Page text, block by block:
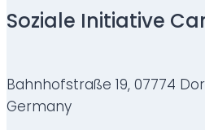
Soziale Initiative
Bahnhofstraße 19, 07774
Germany